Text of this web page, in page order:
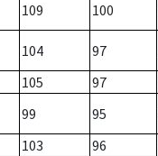
109 100
104 97
105 97
99 95
103 96